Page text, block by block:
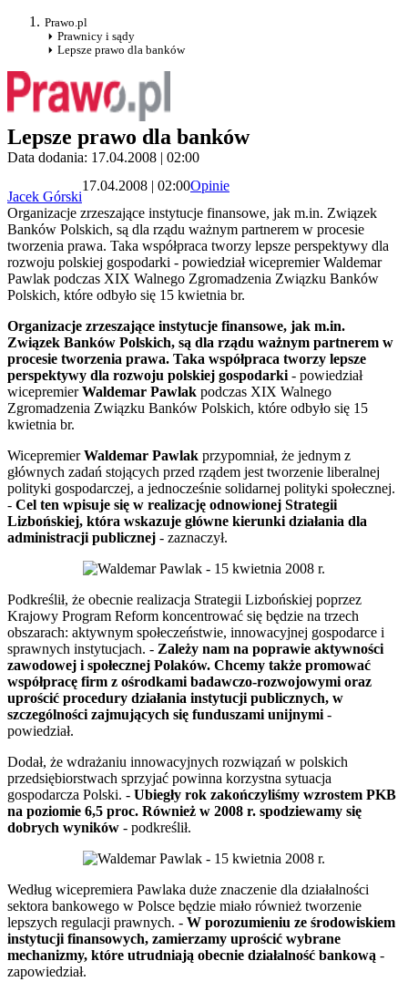
Prawo.pl
Prawnicy i sądy
Lepsze prawo dla banków
Lepsze prawo dla banków
Data dodania: 17.04.2008 | 02:00
Jacek Górski
17.04.2008 | 02:00Opinie
Organizacje zrzeszające instytucje finansowe, jak m.in. Związek
Banków Polskich, są dla rządu ważnym partnerem w procesie
tworzenia prawa. Taka współpraca tworzy lepsze perspektywy dla
rozwoju polskiej gospodarki - powiedział wicepremier Waldemar
Pawlak podczas XIX Walnego Zgromadzenia Związku Banków
Polskich, które odbyło się 15 kwietnia br.
Organizacje zrzeszające instytucje finansowe, jak m.in.
Związek Banków Polskich, są dla rządu ważnym partnerem w
procesie tworzenia prawa. Taka współpraca tworzy lepsze
perspektywy dla rozwoju polskiej gospodarki- powiedział
wicepremierWaldemar Pawlak podczas XIX Walnego
Zgromadzenia Związku Banków Polskich, które odbyło się 15
kwietnia br.
WicepremierWaldemar Pawlak przypomniał, że jednym z
głównych zadań stojących przed rządem jest tworzenie liberalnej
polityki gospodarczej, a jednocześnie solidarnej polityki społecznej.
- Cel ten wpisuje się w realizację odnowionej Strategii
Lizbońskiej, która wskazuje główne kierunki działania dla
administracji publicznej - zaznaczył.
Podkreślił, że obecnie realizacja Strategii Lizbońskiej poprzez
Krajowy Program Reform koncentrować się będzie na trzech
obszarach: aktywnym społeczeństwie, innowacyjnej gospodarce i
sprawnych instytucjach. - Zależy nam na poprawie aktywności
zawodowej i społecznej Polaków. Chcemy także promować
współpracę firm z ośrodkami badawczo-rozwojowymi oraz
uprościć procedury działania instytucji publicznych, w
szczególności zajmujących się funduszami unijnymi-
powiedział.
Dodał, że wdrażaniu innowacyjnych rozwiązań w polskich
przedsiębiorstwach sprzyjać powinna korzystna sytuacja
gospodarcza Polski. - Ubiegły rok zakończyliśmy wzrostem PKB
na poziomie 6,5 proc. Również w 2008 r. spodziewamy się
dobrych wyników - podkreślił.
Według wicepremiera Pawlaka duże znaczenie dla działalności
sektora bankowego w Polsce będzie miało również tworzenie
lepszych regulacji prawnych. - W porozumieniu ze środowiskiem
instytucji finansowych, zamierzamy uprościć wybrane
mechanizmy, które utrudniają obecnie działalność bankową -
zapowiedział.